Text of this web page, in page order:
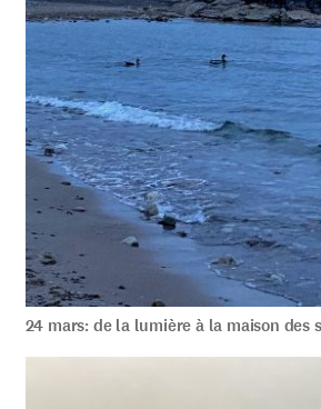
24 mars: de la lumière à la maison des